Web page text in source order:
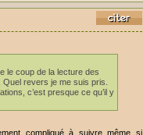
le coup de la lecture des
revers je me suis pris.
c’est presque ce qu’il y
compliqué à suivre même si